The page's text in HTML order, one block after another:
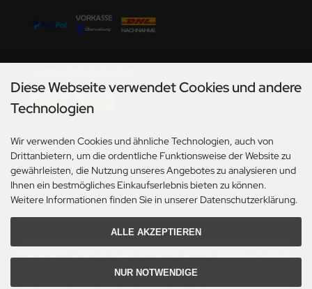
Social Media
Alle Preise inkl. gesetzl. MwSt. zzgl.Versandkosten. Die durchgestrichenen Preise
Diese Webseite verwendet Cookies und andere
Technologien
Wir verwenden Cookies und ähnliche Technologien, auch von
Drittanbietern, um die ordentliche Funktionsweise der Website zu
gewährleisten, die Nutzung unseres Angebotes zu analysieren und
Ihnen ein bestmögliches Einkaufserlebnis bieten zu können.
Weitere Informationen finden Sie in unserer Datenschutzerklärung.
ALLE AKZEPTIEREN
NUR NOTWENDIGE